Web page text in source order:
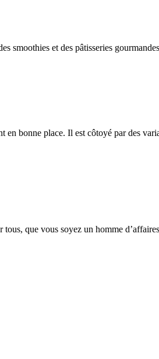
smoothies et des pâtisseries
bonne place. Il est côtoyé par des
que vous soyez un homme